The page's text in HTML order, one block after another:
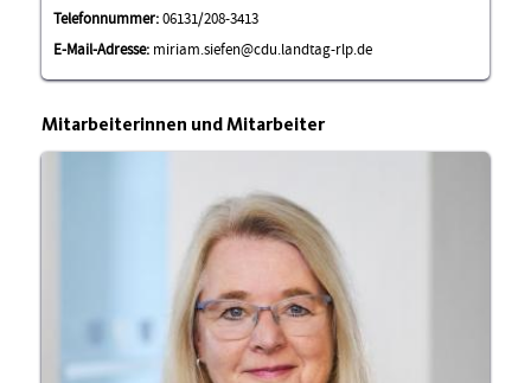
Telefonnummer:06131/208-3413
E-Mail-Adresse: miriam.siefen@cdu.landtag-rlp.de
Mitarbeiterinnen und Mitarbeiter